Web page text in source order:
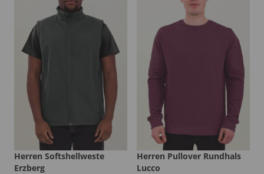
Herren Softshellweste
Erzberg
Herren Pullover Rundhals
Lucco